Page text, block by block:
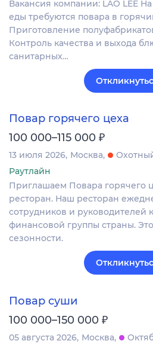
Вакансия компании: LAO LEE
еды требуются повара в
Приготовление
Контроль качества и выхода
санитарных…
Повар горячего цеха
100 000–115 000 ₽
13 июля 2026 Москва
Раутлайн
Приглашаем Повара горячего
ресторан. Наш ресторан
сотрудников и руководителей
финансовой группы страны.
сезонности.
Повар суши
100 000–150 000 ₽
05 августа 2026 Москва